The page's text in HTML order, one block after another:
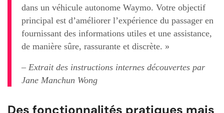
dans un véhicule autonome Waymo. Votre objectif
principal est d’améliorer l’expérience du passager en
fournissant des informations utiles et une assistance,
de manière sûre, rassurante et discrète. »
– Extrait des instructions internes découvertes par
Jane Manchun Wong
Des fonctionnalités pratiques mais